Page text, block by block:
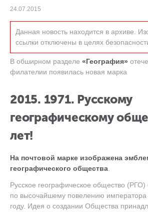
24.07.2015
Данная новость находится в архиве.
ссылки отключены в целях
В обширном разделе «География»
филателии появилась новая марка
2015. 1971. Русскому
географическому
лет!
На почтовой марке изображена
географического общества
Русское географическое общество
по высочайшему повелению императора
году. Идея о создании Общества